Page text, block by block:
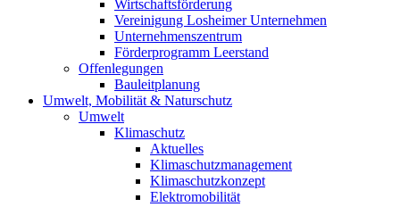
Wirtschaftsförderung
Vereinigung Losheimer Unternehmen
Unternehmenszentrum
Förderprogramm Leerstand
Offenlegungen
Bauleitplanung
Umwelt, Mobilität & Naturschutz
Umwelt
Klimaschutz
Aktuelles
Klimaschutzmanagement
Klimaschutzkonzept
Elektromobilität